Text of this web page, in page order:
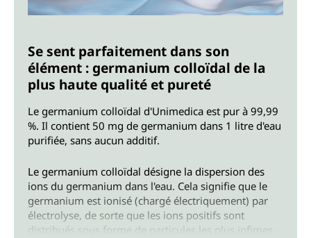
Se sent parfaitement dans son
élément : germanium colloïdal de la
plus haute qualité et pureté
Le germanium colloïdal d'Unimedica est pur à 99,99
%. Il contient 50 mg de germanium dans 1 litre d'eau
purifiée, sans aucun additif.
Le germanium colloïdal désigne la dispersion des
ions du germanium dans l'eau. Cela signifie que le
germanium est ionisé (chargé électriquement) par
électrolyse, de sorte que les ions positifs sont
distribués sous forme de particules les plus infimes